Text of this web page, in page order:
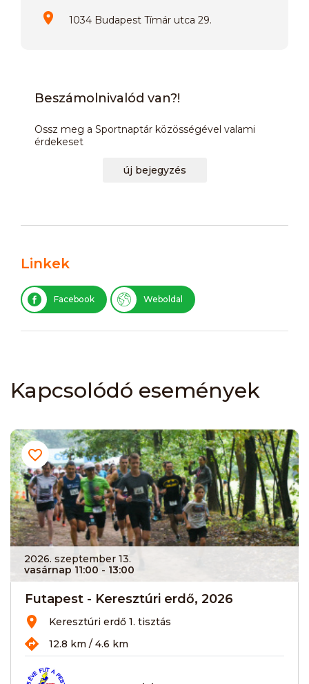
1034 Budapest Tímár utca 29.
Beszámolnivalód van?!
Ossz meg a Sportnaptár közösségével valami
érdekeset
új bejegyzés
Linkek
Facebook Weboldal
Kapcsolódó események
2026. szeptember 13.
vasárnap 11:00 - 13:00
Futapest - Keresztúri erdő, 2026
Keresztúri erdő 1. tisztás
12.8 km / 4.6 km